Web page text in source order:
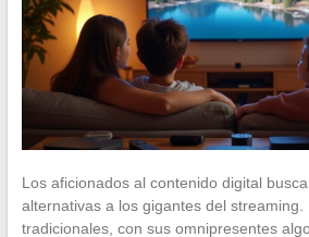
Los aficionados al contenido digital
alternativas a los gigantes del streaming.
tradicionales, con sus omnipresentes